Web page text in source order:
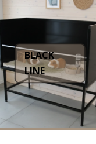
BLACK
LINE